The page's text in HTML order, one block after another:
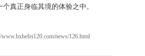
真正身临其境的体验之中。
news/126.html